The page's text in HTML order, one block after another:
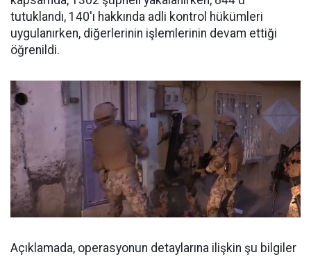
tutuklandı, 140'ı hakkında adli kontrol hükümleri
uygulanırken, diğerlerinin işlemlerinin devam ettiği
öğrenildi.
Açıklamada, operasyonun detaylarına ilişkin şu bilgiler